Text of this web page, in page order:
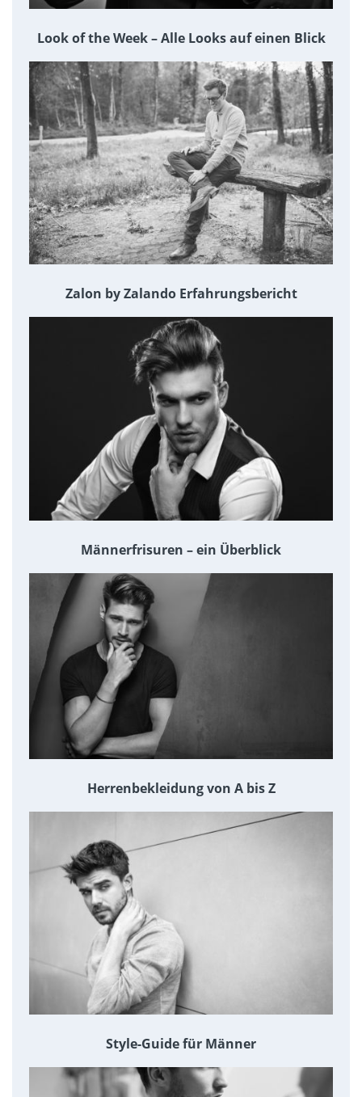
Look of the Week – Alle Looks auf einen Blick
Zalon by Zalando Erfahrungsbericht
Männerfrisuren – ein Überblick
Herrenbekleidung von A bis Z
Style-Guide für Männer